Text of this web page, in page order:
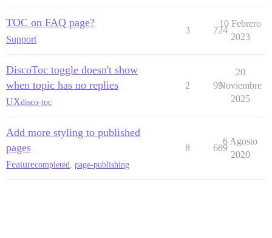
TOC on FAQ page?
Support
3 724
10 Febrero
2023
DiscoToc toggle doesn't show
when topic has no replies
UXdisco-toc
2 99
20
Noviembre
2025
Add more styling to published
pages
Featurecompleted page-publishing
8 689
6 Agosto
2020